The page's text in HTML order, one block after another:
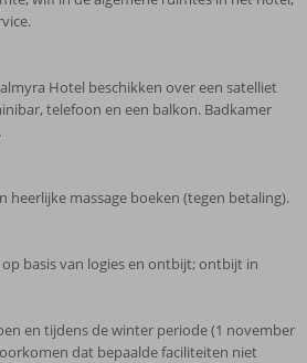
Hotel beschikken over een satelliet
telefoon en een balkon. Badkamer
heerlijke massage boeken (tegen betaling).
basis van logies en ontbijt; ontbijt in
en tijdens de winter periode (1 november
dat bepaalde faciliteiten niet